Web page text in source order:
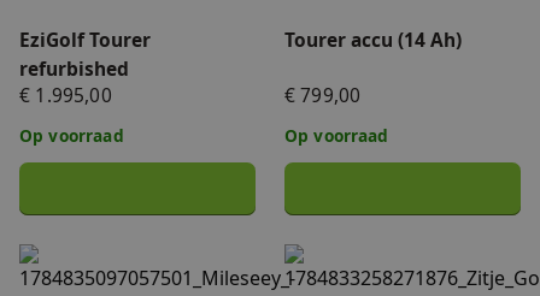
EziGolf Tourer
refurbished
€ 1.995,00
Op voorraad
Tourer accu (14 Ah)
€ 799,00
Op voorraad
GenePro G1 touchscreen & GPS rangefinder
Zitje t.b.v. Golfscooter 3.0